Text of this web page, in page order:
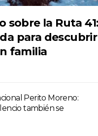
sobre la Ruta
para
familia
Perito Moreno:
también se